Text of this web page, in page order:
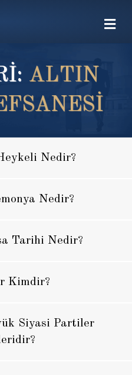
ALTIN
Nedir?
Nedir?
Tarihi Nedir?
Kimdir?
Siyasi Partiler